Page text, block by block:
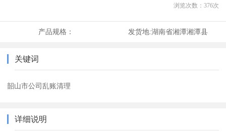
浏览次数： 376次
产品规格： 发货地:湖南省湘潭湘潭县
关键词
韶山市公司乱账清理
详细说明